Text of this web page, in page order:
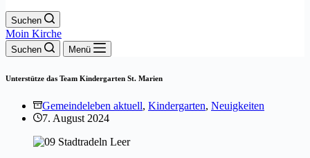
Suchen
Moin Kirche
Suchen Menü
Unterstütze das Team Kindergarten St. Marien
Gemeindeleben aktuell, Kindergarten, Neuigkeiten
7. August 2024